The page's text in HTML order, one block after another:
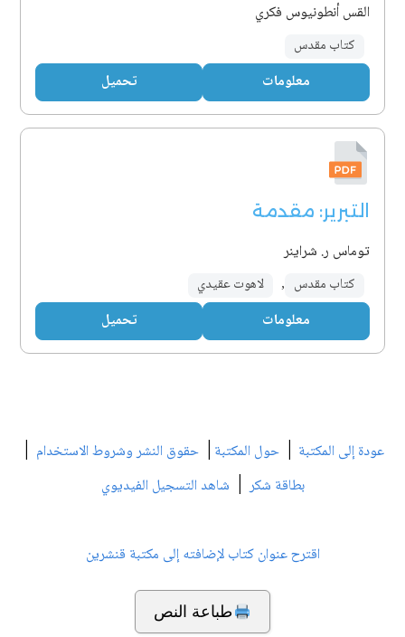
القس أنطونيوس فكري
كتاب مقدس
معلومات تحميل
التبرير: مقدمة
توماس ر. شراينر
كتاب مقدس , لاهوت عقيدي
معلومات تحميل
عودة إلى المكتبة | حول المكتبة | حقوق النشر وشروط الاستخدام |
بطاقة شكر| شاهد التسجيل الفيديوي
اقترح عنوان كتاب لإضافته إلى مكتبة قنشرين
طباعة النص